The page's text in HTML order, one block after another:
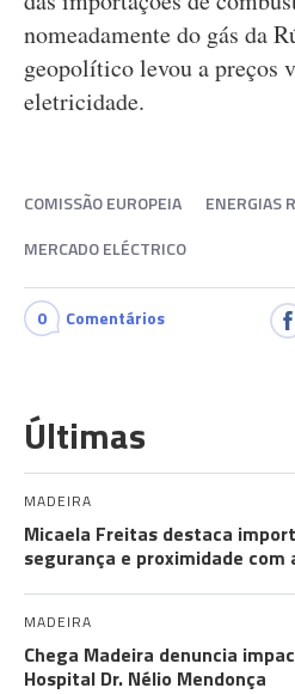
nomeadamente do gás da
geopolítico levou a preços
eletricidade.
COMISSÃO EUROPEIA
ENERGIAS
MERCADO ELÉCTRICO
0 Comentários
Últimas
MADEIRA
Micaela Freitas destaca
segurança e proximidade com
MADEIRA
Chega Madeira denuncia
Hospital Dr. Nélio Mendonça